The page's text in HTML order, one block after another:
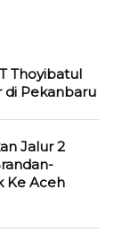
Thoyibatul
di Pekanbaru
Jalur 2
Ke Aceh